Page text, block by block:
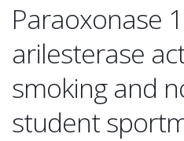
Paraoxonase
arilesterase
smoking and
student